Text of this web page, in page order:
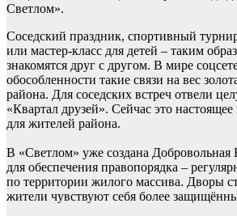
Светлом».
Соседский праздник, спортивный
или мастер-класс для детей – таким
знакомятся друг с другом. В мире
обособленности такие связи на вес
района. Для соседских встреч отвели
«Квартал друзей». Сейчас это
для жителей района.
В «Светлом» уже создана
для обеспечения правопорядка –
по территории жилого массива. Дворы
жители чувствуют себя более